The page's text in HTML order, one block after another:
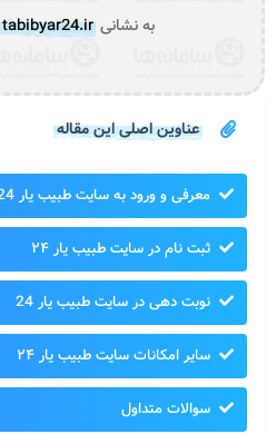
به نشانی tabibyar24.ir
عناوین اصلی این مقاله
معرفی و ورود به سایت طبیب یار 24
ثبت نام در سایت طبیب یار ۲۴
نوبت دهی در سایت طبیب یار 24
سایر امکانات سایت طبیب یار ۲۴
سوالات متداول